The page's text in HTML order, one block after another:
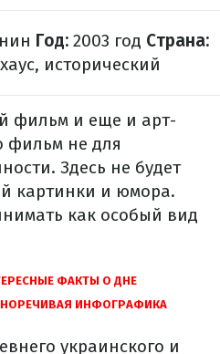
Год: 2003 год Страна:
исторический
фильм и еще и арт-
фильм не для
Здесь не будет
картинки и юмора.
как особый вид
ФАКТЫ О ДНЕ
ИНФОГРАФИКА
украинского и